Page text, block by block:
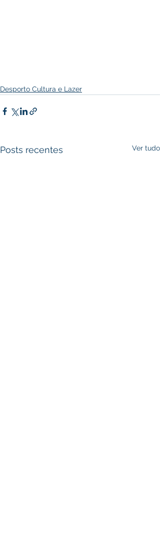
Desporto Cultura e Lazer
Posts recentes Ver tudo